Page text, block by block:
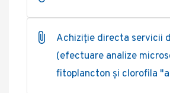
Achiziție directa servicii
(efectuare analize
fitoplancton și clorofila